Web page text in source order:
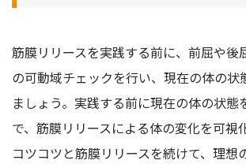
筋膜リリースを実践する前に、前屈や後
の可動域チェックを行い、現在の体の状
ましょう。実践する前に現在の体の状態
で、筋膜リリースによる体の変化を可視
コツコツと筋膜リリースを続けて、理想